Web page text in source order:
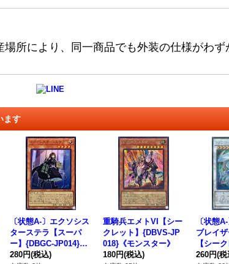
所により、同一商品でも外装の仕様がわず
ます
〔状態A-〕エクソシス
ターステラ【スーパ
ー】{DBGC-JP014}
《モンスター》
280円(税込)
重騎兵エメトVI【シー
クレット】{DBVS-JP
018}《モンスター》
180円(税込)
〔状態
ブレイ
【シー
ル】
260円(税